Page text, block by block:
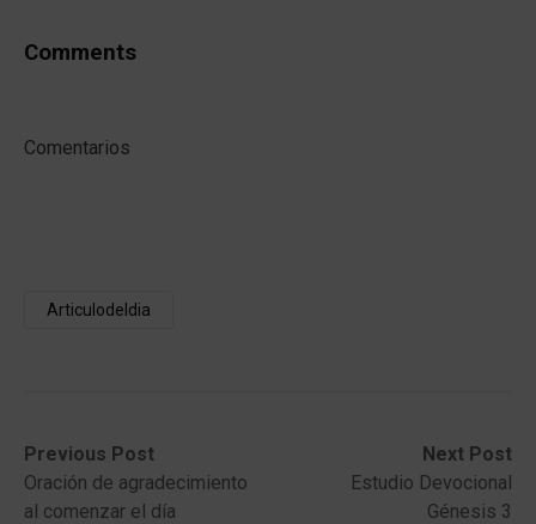
Comments
Comentarios
Articulodeldia
Post
navigation
Previous Post
Previous
post:Oración de agradecimiento
al comenzar el día
Next Post
Next
post:
Estudio Devocional
Génesis 3